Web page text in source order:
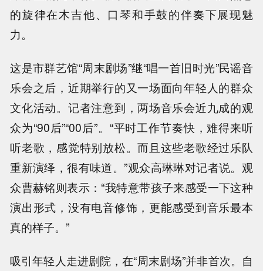
的旋律在木吉他、口琴和手鼓的伴奏下展现魅
力。
这是市群艺馆“周末剧场”继“唱一首旧时光”民谣音
乐会之后，近期举行的又一场面向年轻人的群众
文化活动。记者注意到，两场音乐会近九成的观
众为“90后”“00后”。“平时工作节奏快，难得来听
听老歌，感觉特别放松。而且这些老歌经过乐队
重新演绎，很有味道。”观众高琳琳对记者说。观
众曹赫铭则表示：“我特意带孩子来感受一下这种
演出形式，没有电音修饰，更能感受到音乐最本
真的样子。”
吸引年轻人走进剧院，在“周末剧场”并非首次。自